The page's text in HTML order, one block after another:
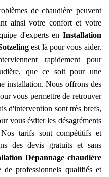
de chaudière peuvent
ainsi votre confort et votre
d'experts en Installation
est là pour vous aider.
rapidement pour
que ce soit pour une
installation. Nous offrons des
vous permettre de retrouver
d'intervention sont très brefs,
vous éviter les désagréments
tarifs sont compétitifs et
des devis gratuits et sans
Dépannage chaudière
de professionnels qualifiés et